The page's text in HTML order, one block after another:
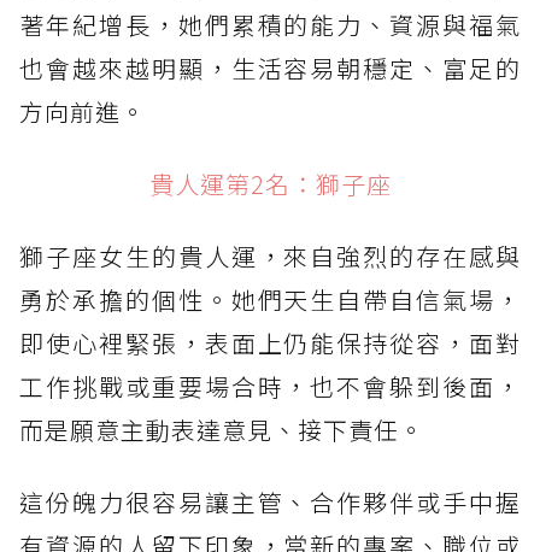
著年紀增長，她們累積的能力、資源與福氣
也會越來越明顯，生活容易朝穩定、富足的
方向前進。
貴人運第2名：獅子座
獅子座女生的貴人運，來自強烈的存在感與
勇於承擔的個性。她們天生自帶自信氣場，
即使心裡緊張，表面上仍能保持從容，面對
工作挑戰或重要場合時，也不會躲到後面，
而是願意主動表達意見、接下責任。
這份魄力很容易讓主管、合作夥伴或手中握